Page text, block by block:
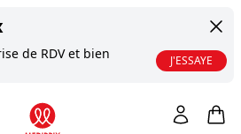
de RDV et bien
J'ESSAYE